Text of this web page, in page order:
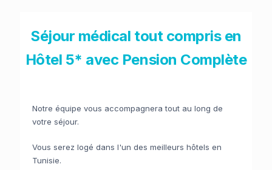
Séjour médical tout compris en
Hôtel 5* avec Pension Complète
Notre équipe vous accompagnera tout au long de
votre séjour.
Vous serez logé dans l'un des meilleurs hôtels en
Tunisie.